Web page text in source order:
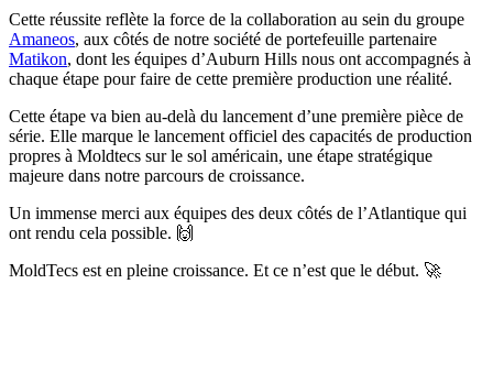
Cette réussite reflète la force de la collaboration au sein du groupe
Amaneos, aux côtés de notre société de portefeuille partenaire
Matikon, dont les équipes d’Auburn Hills nous ont accompagnés à
chaque étape pour faire de cette première production une réalité.
Cette étape va bien au-delà du lancement d’une première pièce de
série. Elle marque le lancement officiel des capacités de production
propres à Moldtecs sur le sol américain, une étape stratégique
majeure dans notre parcours de croissance.
Un immense merci aux équipes des deux côtés de l’Atlantique qui
ont rendu cela possible. 🙌
MoldTecs est en pleine croissance. Et ce n’est que le début. 🚀